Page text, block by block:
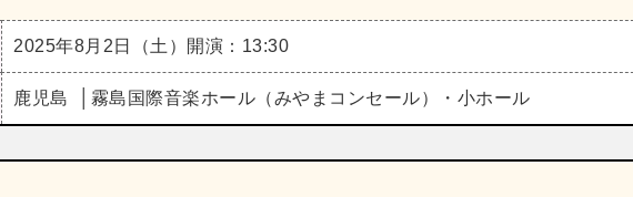
2025年8月2日（土） 開演：13:30
鹿児島 霧島国際音楽ホール（みやまコンセール）・小ホール